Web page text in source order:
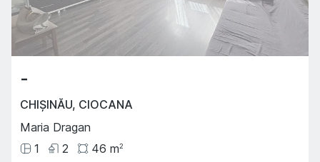
-
CHIȘINĂU, CIOCANA
Maria Dragan
1
2 46 m2